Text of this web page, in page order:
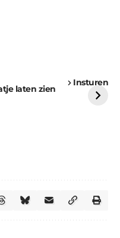
Insturen
laten zien
uitdaging